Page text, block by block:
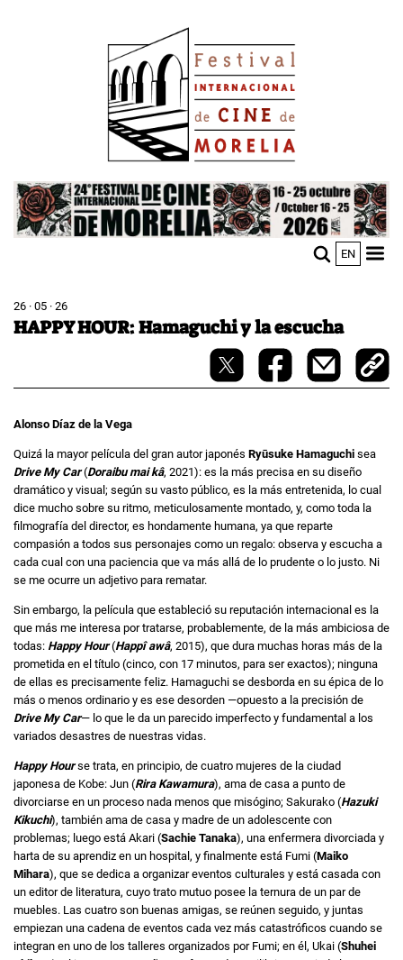
Image
EN
26 · 05 · 26
HAPPY HOUR: Hamaguchi y la escucha
Alonso Díaz de la Vega
Quizá la mayor película del gran autor japonés Ryūsuke Hamaguchi sea
Drive My Car(Doraibu mai kâ, 2021): es la más precisa en su diseño
dramático y visual; según su vasto público, es la más entretenida, lo cual
dice mucho sobre su ritmo, meticulosamente montado, y, como toda la
filmografía del director, es hondamente humana, ya que reparte
compasión a todos sus personajes como un regalo: observa y escucha a
cada cual con una paciencia que va más allá de lo prudente o lo justo. Ni
se me ocurre un adjetivo para rematar.
Sin embargo, la película que estableció su reputación internacional es la
que más me interesa por tratarse, probablemente, de la más ambiciosa de
todas: Happy Hour(Happî awâ, 2015), que dura muchas horas más de la
prometida en el título (cinco, con 17 minutos, para ser exactos); ninguna
de ellas es precisamente feliz. Hamaguchi se desborda en su épica de lo
más o menos ordinario y es ese desorden —opuesto a la precisión de
Drive My Car— lo que le da un parecido imperfecto y fundamental a los
variados desastres de nuestras vidas.
Happy Hourse trata, en principio, de cuatro mujeres de la ciudad
japonesa de Kobe: Jun (Rira Kawamura), ama de casa a punto de
divorciarse en un proceso nada menos que misógino; Sakurako (Hazuki
Kikuchi), también ama de casa y madre de un adolescente con
problemas; luego está Akari (Sachie Tanaka), una enfermera divorciada y
harta de su aprendiz en un hospital, y finalmente está Fumi (Maiko
Mihara), que se dedica a organizar eventos culturales y está casada con
un editor de literatura, cuyo trato mutuo posee la ternura de un par de
muebles. Las cuatro son buenas amigas, se reúnen seguido, y juntas
empiezan una cadena de eventos cada vez más catastróficos cuando se
integran en uno de los talleres organizados por Fumi; en él, Ukai (Shuhei